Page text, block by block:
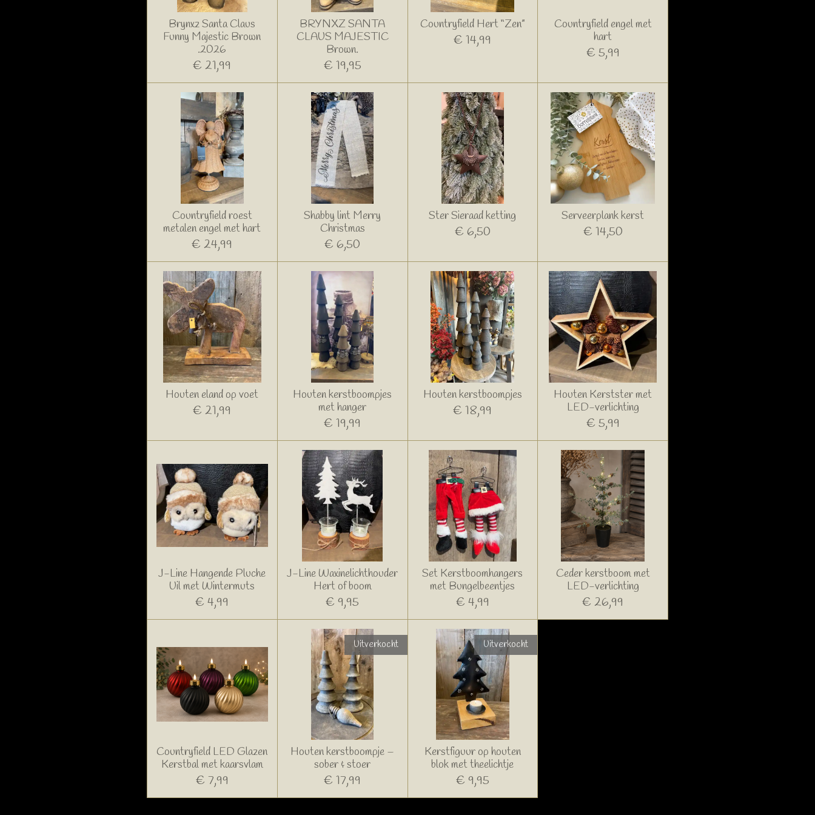
Brynxz Santa Claus
Funny Majestic Brown
.2026
€ 21,99
BRYNXZ SANTA
CLAUS MAJESTIC
Brown.
€ 19,95
Countryfield Hert “Zen”
€ 14,99
Countryfield engel met
hart
€ 5,99
Countryfield roest
metalen engel met hart
€ 24,99
Shabby lint Merry
Christmas
€ 6,50
Ster Sieraad ketting
€ 6,50
Serveerplank kerst
€ 14,50
Houten eland op voet
€ 21,99
Houten kerstboompjes
met hanger
€ 19,99
Houten kerstboompjes
€ 18,99
Houten Kerstster met
LED-verlichting
€ 5,99
J-Line Hangende Pluche
Uil met Wintermuts
€ 4,99
J-Line Waxinelichthouder
Hert of boom
€ 9,95
Set Kerstboomhangers
met Bungelbeentjes
€ 4,99
Ceder kerstboom met
LED-verlichting
€ 26,99
Countryfield LED Glazen
Kerstbal met kaarsvlam
€ 7,99
Uitverkocht
Houten kerstboompje –
sober & stoer
€ 17,99
Uitverkocht
Kerstfiguur op houten
blok met theelichtje
€ 9,95